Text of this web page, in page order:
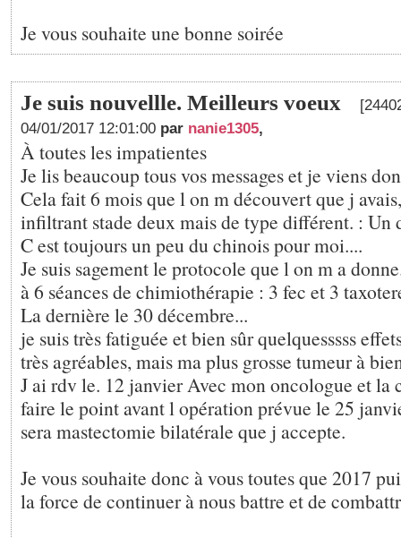
Je vous souhaite une bonne soirée
Je suis nouvellle. Meilleurs voeux
04/01/2017 12:01:00 par nanie1305,
À toutes les impatientes
Je lis beaucoup tous vos messages et je viens
Cela fait 6 mois que l on m découvert que j
infiltrant stade deux mais de type différent. : Un
C est toujours un peu du chinois pour moi....
Je suis sagement le protocole que l on m a
à 6 séances de chimiothérapie : 3 fec et 3
La dernière le 30 décembre...
je suis très fatiguée et bien sûr quelquesssss
très agréables, mais ma plus grosse tumeur à
J ai rdv le. 12 janvier Avec mon oncologue et la
faire le point avant l opération prévue le 25
sera mastectomie bilatérale que j accepte.
Je vous souhaite donc à vous toutes que 2017
la force de continuer à nous battre et de